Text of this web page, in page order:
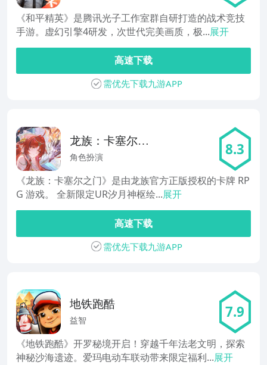
《和平精英》是腾讯光子工作室群自研打造的战术竞技
手游。虚幻引擎4研发，次世代完美画质，极...展开
高速下载
需优先下载九游APP
龙族：卡塞尔之
门
角色扮演 8.3
《龙族：卡塞尔之门》是由龙族官方正版授权的卡牌 RP
G 游戏。 全新限定UR汐月神枢绘...展开
高速下载
需优先下载九游APP
地铁跑酷
益智 7.9
《地铁跑酷》开罗秘境开启！穿越千年法老文明，探索
神秘沙海遗迹。爱玛电动车联动带来限定福利...展开